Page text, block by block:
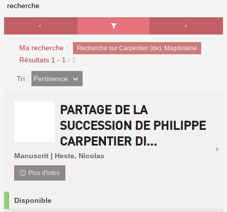
recherche
Ma recherche : Recherche sur Carpentier (de), Magdelaine
Résultats 1 - 1 / 1
Tri : (Effet
imédiat)
Pertinence
PARTAGE DE LA
SUCCESSION DE PHILIPPE
CARPENTIER DI...
Manuscrit | Heste, Nicolas
Plus d'infos
Disponible